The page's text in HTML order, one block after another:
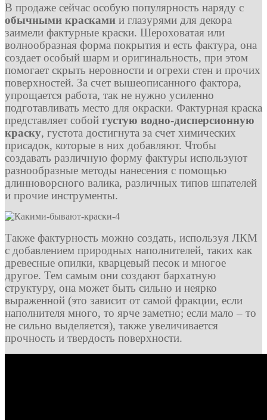
В продаже сейчас особую популярность наряду с
обычными красками и глазурями для декора
заимели фактурные краски. Шероховатая или
волнообразная форма покрытия и есть фактура, она
создает особый шарм и оригинальность, при этом
помогает скрыть неровности и огрехи стен и прочих
поверхностей. За счет вышеописанного фактора,
упрощается работа, так не нужно усиленно
подготавливать место для окраски. Фактурная краска
представляет собой густую водно-дисперсионную
краску, густота достигнута за счет химических
присадок, которые в них добавляют. Чтобы
создавать различную форму фактуры используют
разнообразные методы нанесения с помощью
длинноворсного валика, различных типов шпателей
и прочие инструменты.
Также фактурность можно создать, используя ЛКМ
с добавлением природных наполнителей, таких как
древесные опилки, кварцевый песок и многое
другое. Тем самым они создают бархатную
структуру, она может быть сильно и неярко
выраженной (это зависит от самой фракции, если
наполнителя много, то ярче заметно; если мало – то
не сильно выделяется), также увеличивается
прочность и твердость поверхности.